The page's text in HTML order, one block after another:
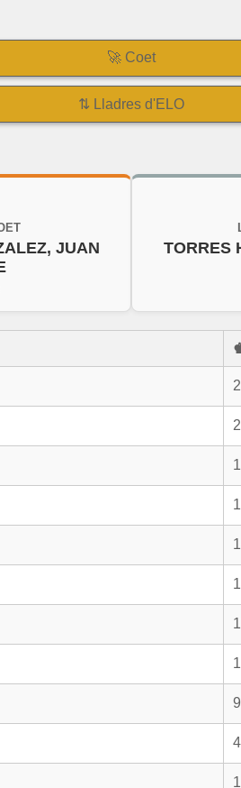
🚀 Coet
⇅ Lladres d'ELO
JUAN
TORRES